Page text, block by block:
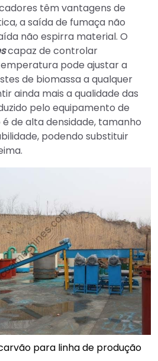
têm vantagens de
a saída de fumaça não
não espirra material. O
capaz de controlar
pode ajustar a
de biomassa a qualquer
ainda mais a qualidade das
pelo equipamento de
de alta densidade, tamanho
podendo substituir
para linha de produção